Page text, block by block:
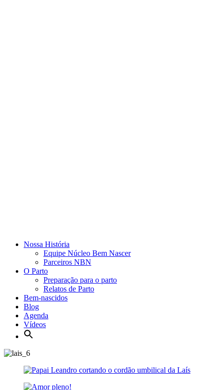
Nossa História
Equipe Núcleo Bem Nascer
Parceiros NBN
O Parto
Preparação para o parto
Relatos de Parto
Bem-nascidos
Blog
Agenda
Vídeos